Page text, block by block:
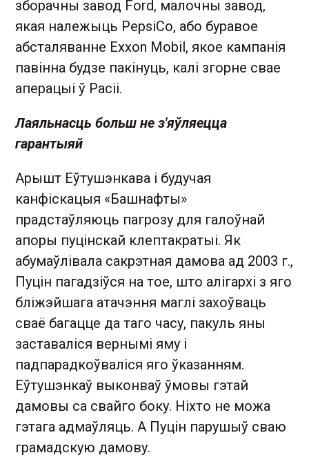
зборачны завод Ford, малочны завод,
якая належыць PepsiCo, або буравое
абсталяванне Exxon Mobil, якое кампанія
павінна будзе пакінуць, калі згорне свае
аперацыі ў Расіі.
Лаяльнасць больш не з'яўляецца
гарантыяй
Арышт Еўтушэнкава і будучая
канфіскацыя «Башнафты»
прадстаўляюць пагрозу для галоўнай
апоры пуцінскай клептакратыі. Як
абумаўлівала сакрэтная дамова ад 2003 г.,
Пуцін пагадзіўся на тое, што алігархі з яго
бліжэйшага атачэння маглі захоўваць
сваё багацце да таго часу, пакуль яны
заставаліся вернымі яму і
падпарадкоўваліся яго ўказанням.
Еўтушэнкаў выконваў ўмовы гэтай
дамовы са свайго боку. Ніхто не можа
гэтага адмаўляць. А Пуцін парушыў сваю
грамадскую дамову.